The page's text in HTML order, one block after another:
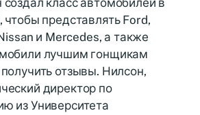
класс автомобилей в
представлять Ford,
и Mercedes, а также
лучшим гонщикам
отзывы. Нилсон,
директор по
из Университета